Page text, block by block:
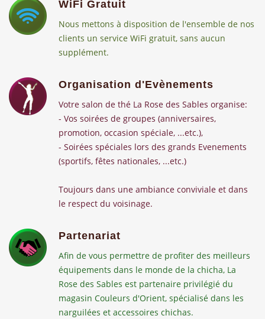
WiFi Gratuit
Nous mettons à disposition de l'ensemble de nos
clients un service WiFi gratuit, sans aucun
supplément.
Organisation d'Evènements
Votre salon de thé La Rose des Sables organise:
- Vos soirées de groupes (anniversaires,
promotion, occasion spéciale, ...etc.),
- Soirées spéciales lors des grands Evenements
(sportifs, fêtes nationales, ...etc.)
Toujours dans une ambiance conviviale et dans
le respect du voisinage.
Partenariat
Afin de vous permettre de profiter des meilleurs
équipements dans le monde de la chicha, La
Rose des Sables est partenaire privilégié du
magasin Couleurs d'Orient, spécialisé dans les
narguilées et accessoires chichas.